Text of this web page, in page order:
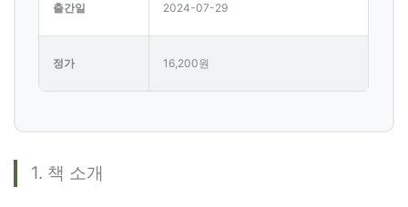
출간일 2024-07-29
정가 16,200원
1. 책 소개